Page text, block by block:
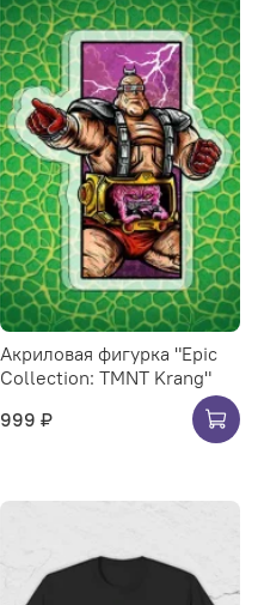
Акриловая фигурка "Epic
Collection: TMNT Krang"
999 ₽